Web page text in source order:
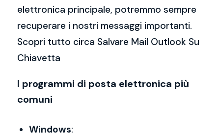
elettronica principale, potremmo sempre
recuperare i nostri messaggi importanti.
Scopri tutto circa Salvare Mail Outlook Su
Chiavetta
I programmi di posta elettronica più
comuni
Windows: